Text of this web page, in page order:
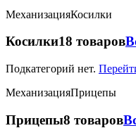
МеханизацияКосилки
Косилки18 товаров
Подкатегорий нет.
МеханизацияПрицепы
Прицепы8 товаров